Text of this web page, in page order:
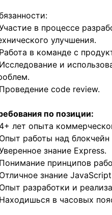
в процессе
улучшения.
в команде с
и
code review.
по позиции:
лет опыта
работы над блокчейн
знание Express.
принципов
знание
разработки и
в часовых